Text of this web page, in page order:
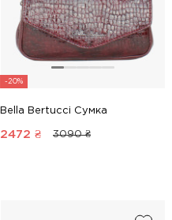
-20%
Bella Bertucci Сумка
2472 ₴ 3090 ₴